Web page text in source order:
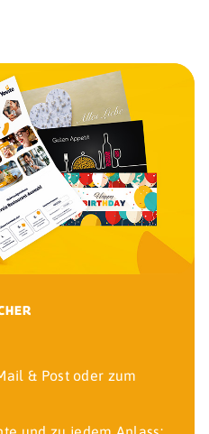
& Post oder zum